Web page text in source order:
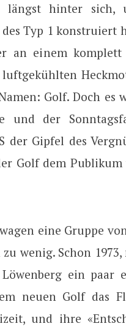
längst hinter sich,
Typ 1 konstruiert
an einem
Golf. Doch es
der
der Gipfel des
Golf dem
eine Gruppe
wenig. Schon
ein paar
neuen Golf das
und ihre